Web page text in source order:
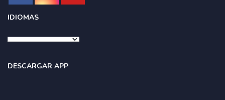
IDIOMAS
DESCARGAR APP